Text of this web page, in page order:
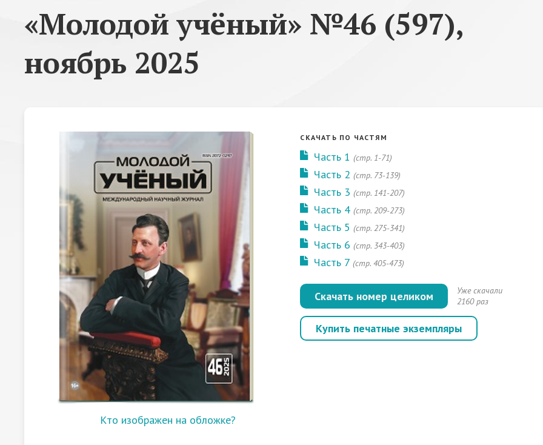
«Молодой учёный» №46 (597),
ноябрь 2025
Кто изображен на обложке?
СКАЧАТЬ ПО ЧАСТЯМ
Часть 1 (стр. 1-71)
Часть 2 (стр. 73-139)
Часть 3 (стр. 141-207)
Часть 4 (стр. 209-273)
Часть 5 (стр. 275-341)
Часть 6 (стр. 343-403)
Часть 7 (стр. 405-473)
Скачать номер целиком
Уже скачали
2160 раз
Купить печатные экземпляры